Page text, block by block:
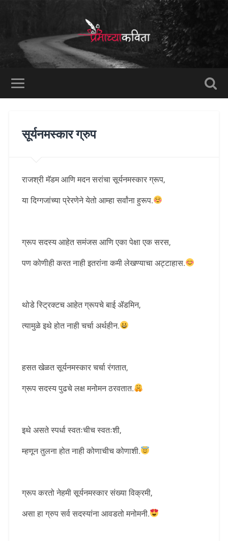
सूर्यनमस्कार ग्रुप
राजश्री मॅडम आणि मदन सरांचा सूर्यनमस्कार ग्रूप,
या दिग्गजांच्या प्रेरणेने येतो आम्हा सर्वांना हुरूप.
ग्रूप सदस्य आहेत समंजस आणि एका पेक्षा एक सरस,
पण कोणीही करत नाही इतरांना कमी लेखण्याचा अट्टाहास.
थोडे स्ट्रिक्टच आहेत ग्रूपचे बाई ॲडमिन,
त्यामुळे इथे होत नाही चर्चा अर्थहीन.
हसत खेळत सूर्यनमस्कार चर्चा रंगतात,
ग्रूप सदस्य पुढचे लक्ष मनोमन ठरवतात.
इथे असते स्पर्धा स्वतःचीच स्वतःशी,
म्हणून तुलना होत नाही कोणाचीच कोणाशी.
ग्रूप करतो नेहमी सूर्यनमस्कार संख्या विक्रमी,
असा हा ग्रुप सर्व सदस्यांना आवडतो मनोमनी.